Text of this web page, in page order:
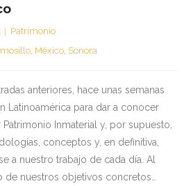
Patrimonio
, México, Sonora
anteriores, hace unas semanas
Latinoamérica para dar a conocer
Inmaterial y, por supuesto,
conceptos y, en definitiva,
a nuestro trabajo de cada día. Al
de nuestros objetivos concretos…